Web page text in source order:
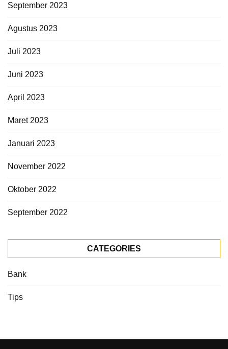
September 2023
Agustus 2023
Juli 2023
Juni 2023
April 2023
Maret 2023
Januari 2023
November 2022
Oktober 2022
September 2022
CATEGORIES
Bank
Tips